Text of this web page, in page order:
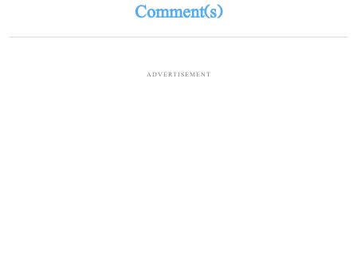
Comment(s)
ADVERTISEMENT